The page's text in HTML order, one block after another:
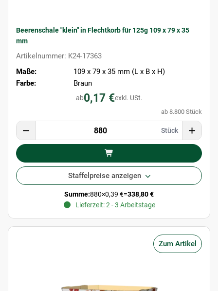
Beerenschale "klein" in Flechtkorb für 125g 109 x 79 x 35
mm
Artikelnummer: K24-17363
Maße:
109 x 79 x 35 mm (L x B x H)
Farbe:
Braun
ab0,17 €exkl. USt.
ab 8.800 Stück
Stück
Staffelpreise anzeigen
Summe:880×0,39 €=338,80 €
Lieferzeit: 2 - 3 Arbeitstage
Zum Artikel